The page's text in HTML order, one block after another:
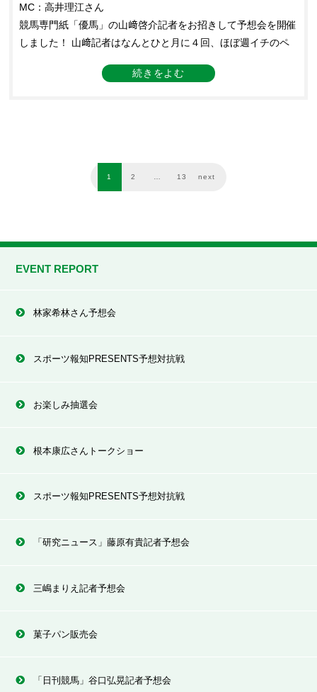
MC：高井理江さん
競馬専門紙「優馬」の山﨑啓介記者をお招きして予想会を開催
しました！ 山﨑記者はなんとひと月に４回、ほぼ週イチのペ
まえた出走各馬の分析、展開予想にパドック解説など、各レー
軸馬はしっかり勝ったのに思わぬダークホースの大駆けがある
には雨が降る天候の中、予想がズバッと的中🎯しかも２Ｒ連続
ました🥰
1 2 … 13 next
EVENT REPORT
林家希林さん予想会
スポーツ報知PRESENTS予想対抗戦
お楽しみ抽選会
根本康広さんトークショー
スポーツ報知PRESENTS予想対抗戦
「研究ニュース」藤原有貴記者予想会
三嶋まりえ記者予想会
菓子パン販売会
「日刊競馬」谷口弘晃記者予想会